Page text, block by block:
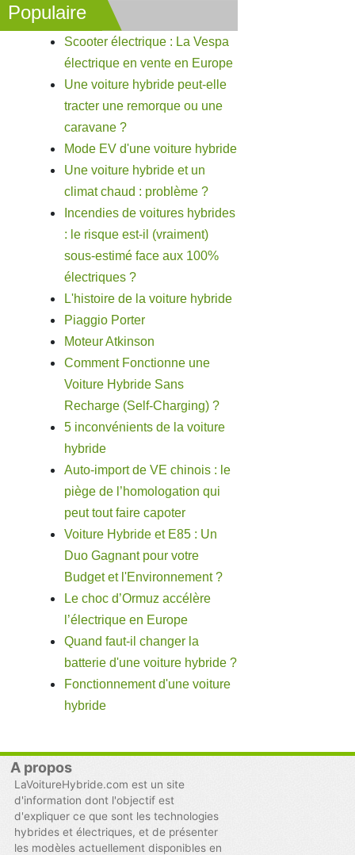
Populaire
Scooter électrique : La Vespa
électrique en vente en Europe
Une voiture hybride peut-elle
tracter une remorque ou une
caravane ?
Mode EV d'une voiture hybride
Une voiture hybride et un
climat chaud : problème ?
Incendies de voitures hybrides
: le risque est-il (vraiment)
sous-estimé face aux 100%
électriques ?
L'histoire de la voiture hybride
Piaggio Porter
Moteur Atkinson
Comment Fonctionne une
Voiture Hybride Sans
Recharge (Self-Charging) ?
5 inconvénients de la voiture
hybride
Auto-import de VE chinois : le
piège de l’homologation qui
peut tout faire capoter
Voiture Hybride et E85 : Un
Duo Gagnant pour votre
Budget et l'Environnement ?
Le choc d’Ormuz accélère
l’électrique en Europe
Quand faut-il changer la
batterie d'une voiture hybride ?
Fonctionnement d'une voiture
hybride
A propos
LaVoitureHybride.com est un site
d'information dont l'objectif est
d'expliquer ce que sont les technologies
hybrides et électriques, et de présenter
les modèles actuellement disponibles en